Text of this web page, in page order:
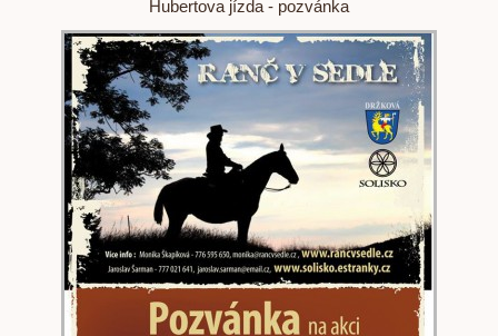
Hubertova jízda - pozvánka